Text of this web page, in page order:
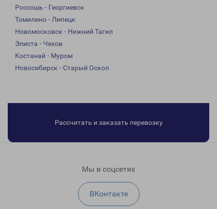
Россошь - Георгиевск
Томилино - Липецк
Новомосковск - Нижний Тагил
Элиста - Чехов
Костанай - Муром
Новосибирск - Старый Оскол
Рассчитать и заказать перевозку
Мы в соцсетях
ВКонтакте